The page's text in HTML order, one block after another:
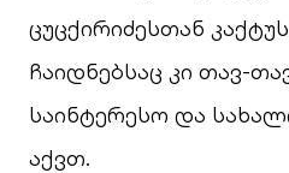
ცუცქირიძესთან
ჩაიდნებსაც კი თავ-
საინტერესო და
აქვთ.